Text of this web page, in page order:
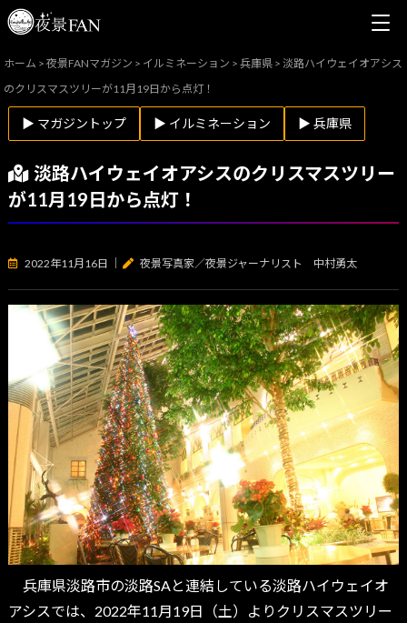
ホーム >夜景FANマガジン > イルミネーション >兵庫県 >淡路ハイウェイオアシス
のクリスマスツリーが11月19日から点灯！
▶ マガジントップ ▶ イルミネーション ▶ 兵庫県
淡路ハイウェイオアシスのクリスマスツリー
が11月19日から点灯！
2022年11月16日 夜景写真家／夜景ジャーナリスト 中村勇太
兵庫県淡路市の淡路SAと連結している淡路ハイウェイオ
アシスでは、2022年11月19日（土）よりクリスマスツリー